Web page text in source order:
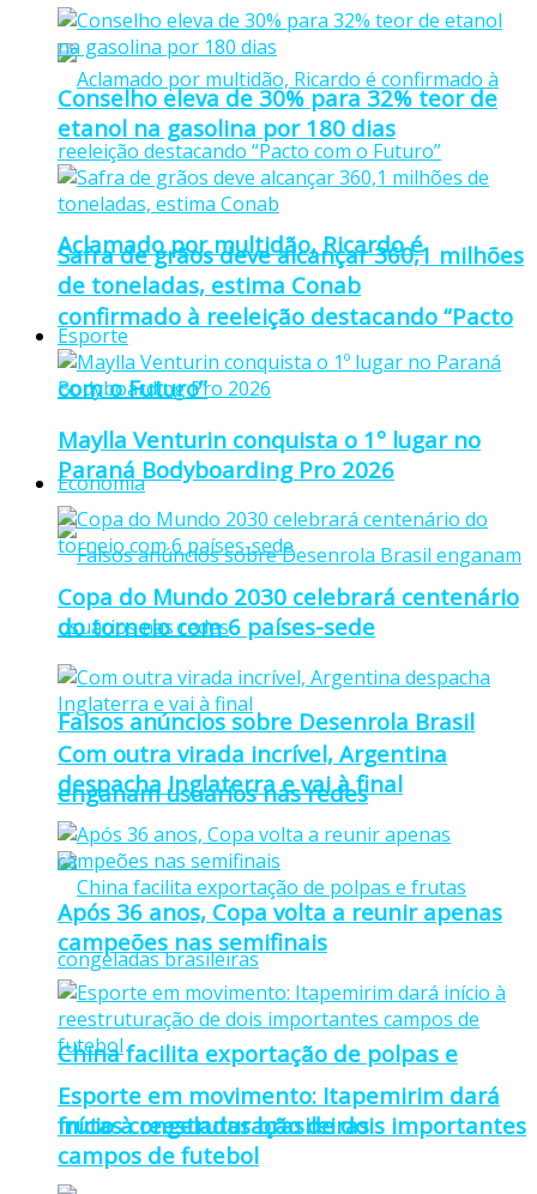
Aclamado por multidão, Ricardo é
confirmado à reeleição destacando “Pacto
com o Futuro”
Economia
Falsos anúncios sobre Desenrola Brasil
enganam usuários nas redes
China facilita exportação de polpas e
frutas congeladas brasileiras
Conselho eleva de 30% para 32% teor de
etanol na gasolina por 180 dias
Safra de grãos deve alcançar 360,1 milhões
de toneladas, estima Conab
Esporte
Maylla Venturin conquista o 1º lugar no
Paraná Bodyboarding Pro 2026
Copa do Mundo 2030 celebrará centenário
do torneio com 6 países-sede
Com outra virada incrível, Argentina
despacha Inglaterra e vai à final
Após 36 anos, Copa volta a reunir apenas
campeões nas semifinais
Esporte em movimento: Itapemirim dará
início à reestruturação de dois importantes
campos de futebol